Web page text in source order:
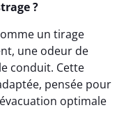
?
un tirage
une odeur de
conduit. Cette
pensée pour
optimale